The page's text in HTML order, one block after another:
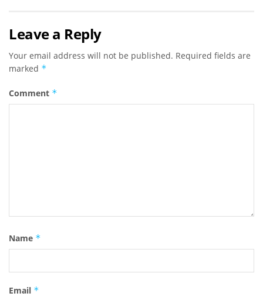
Leave a Reply
Your email address will not be published. Required fields are
marked *
Comment *
Name *
Email *